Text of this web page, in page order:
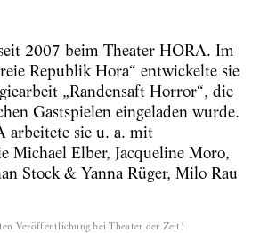
2007 beim Theater HORA. Im
Republik Hora“ entwickelte sie
„Randensaft Horror“, die
Gastspielen eingeladen wurde.
arbeitete sie u. a. mit
Michael Elber, Jacqueline Moro,
Stock & Yanna Rüger, Milo Rau
Veröffentlichung bei Theater der Zeit )